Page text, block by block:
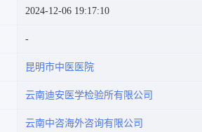
2024-12-06 19:17:10
昆明市中医医院
云南迪安医学检验所有限公司
云南中咨海外咨询有限公司